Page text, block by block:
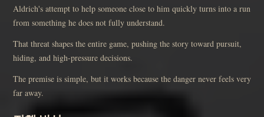
Aldrich's attempt to help someone close to him quickly turns into a run
from something he does not fully understand.
That threat shapes the entire game, pushing the story toward pursuit,
hiding, and high-pressure decisions.
The premise is simple, but it works because the danger never feels very
far away.